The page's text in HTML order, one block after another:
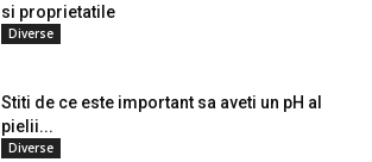
si proprietatile
Diverse
Stiti de ce este important sa aveti un pH al
pielii...
Diverse